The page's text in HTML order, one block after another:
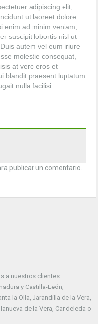
adipiscing elit,
ut laoreet dolore
enim ad minim veniam,
suscipit lobortis nisl ut
autem vel eum iriure
molestie consequat,
at vero eros et
blandit praesent luptatum
nulla facilisi.
publicar un comentario.
a nuestros clientes
y Castilla-León,
la Olla, Jarandilla de la Vera,
de la Vera, Candeleda o